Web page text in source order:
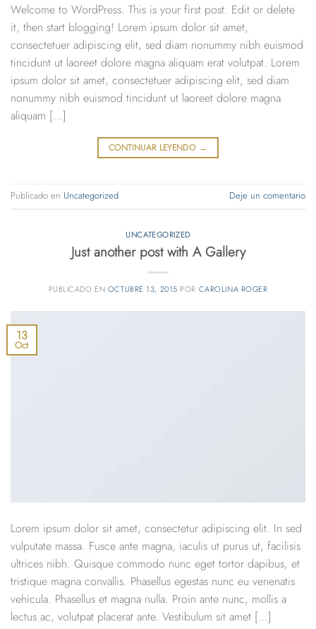
Welcome to WordPress. This is your first post. Edit or delete
it, then start blogging! Lorem ipsum dolor sit amet,
consectetuer adipiscing elit, sed diam nonummy nibh euismod
tincidunt ut laoreet dolore magna aliquam erat volutpat. Lorem
ipsum dolor sit amet, consectetuer adipiscing elit, sed diam
nonummy nibh euismod tincidunt ut laoreet dolore magna
aliquam […]
CONTINUAR LEYENDO →
Publicado en Uncategorized Deje un comentario
UNCATEGORIZED
Just another post with A Gallery
PUBLICADO EN OCTUBRE 13, 2015 POR CAROLINA ROGER
13
Oct
Lorem ipsum dolor sit amet, consectetur adipiscing elit. In sed
vulputate massa. Fusce ante magna, iaculis ut purus ut, facilisis
ultrices nibh. Quisque commodo nunc eget tortor dapibus, et
tristique magna convallis. Phasellus egestas nunc eu venenatis
vehicula. Phasellus et magna nulla. Proin ante nunc, mollis a
lectus ac, volutpat placerat ante. Vestibulum sit amet […]